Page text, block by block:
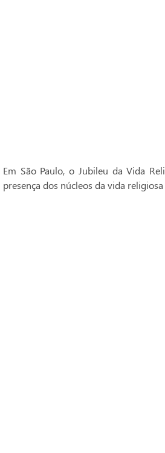
Em São Paulo, o Jubileu da Vida
presença dos núcleos da vida